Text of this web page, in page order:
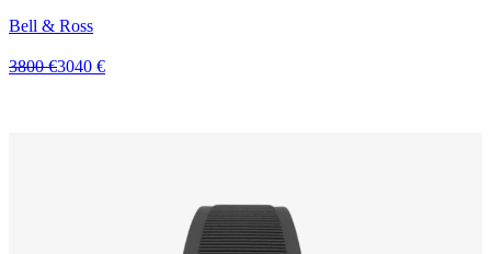
Bell & Ross
3800 €3040 €